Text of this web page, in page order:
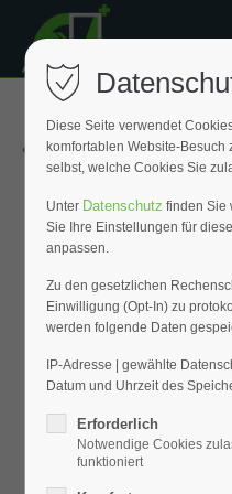
Register
Support
Lorem ipsum dolor sit
24h/ 365days
Mon - Fri 8:00am - 5:00pm
Get in touch
Cybersteel Inc.
« Zurück zur Übersicht
Diese Seite verwendet
komfortablen Website-
selbst, welche Cookies Sie
Unter Datenschutz finden Sie
Sie Ihre Einstellungen für
anpassen.
Zu den gesetzlichen
Einwilligung (Opt-In) zu
werden folgende Daten
IP-Adresse | gewählte
Datum und Uhrzeit des
Erforderlich
Notwendige Cookies
funktioniert